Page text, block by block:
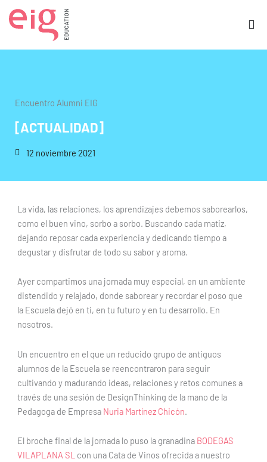
Encuentro Alumni EIG
[ACTUALIDAD]
12 noviembre 2021
La vida, las relaciones, los aprendizajes debemos saborearlos,
como el buen vino, sorbo a sorbo. Buscando cada matiz,
dejando reposar cada experiencia y dedicando tiempo a
degustar y disfrutar de todo su sabor y aroma.
Ayer compartimos una jornada muy especial, en un ambiente
distendido y relajado, donde saborear y recordar el poso que
la Escuela dejó en ti, en tu futuro y en tu desarrollo. En
nosotros.
Un encuentro en el que un reducido grupo de antiguos
alumnos de la Escuela se reencontraron para seguir
cultivando y madurando ideas, relaciones y retos comunes a
través de una sesión de DesignThinking de la mano de la
Pedagoga de Empresa Nuria Martínez Chicón
El broche final de la jornada lo puso la granadina BODEGAS
VILAPLANA SL con una Cata de Vinos ofrecida a nuestro